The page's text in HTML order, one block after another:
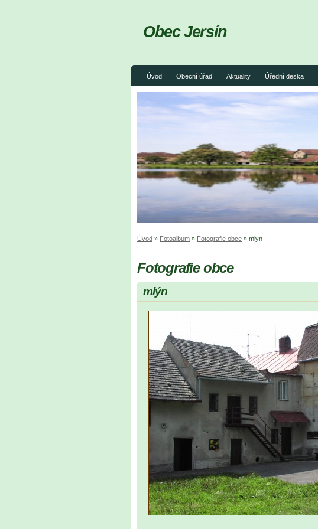
Úvod Obecní úřad Aktuality Úřední deska
Obec Jersín
Úvod » Fotoalbum » Fotografie obce » mlýn
Fotografie obce
mlýn